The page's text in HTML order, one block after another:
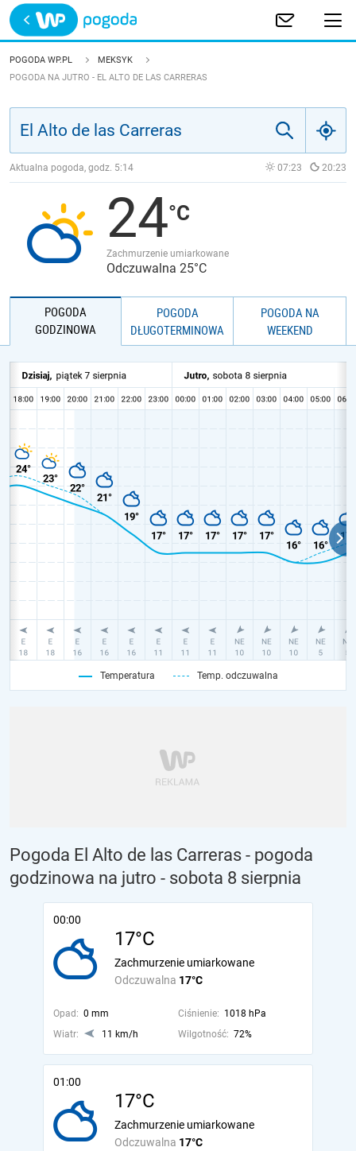
Trwa ładowanie
POLSKA
JAKOŚĆ POWIETRZA
POGODA WP.PL
MEKSYK
POGODA NA JUTRO - EL ALTO DE LAS CARRERAS
Aktualna pogoda, godz. 5:14 07:23 20:23
24
Zachmurzenie umiarkowane
Odczuwalna 25°C
POGODA
GODZINOWA
POGODA
DŁUGOTERMINOWA
POGODA NA
WEEKEND
Temperatura Temp. odczuwalna
Pogoda El Alto de las Carreras - pogoda
godzinowa na jutro - sobota 8 sierpnia
00:00
17°C
Odczuwalna 17°C
Zachmurzenie umiarkowane
Opad: 0 mm Ciśnienie: 1018 hPa
Wiatr:
11 km/h Wilgotność: 72%
01:00
17°C
Odczuwalna 17°C
Zachmurzenie umiarkowane